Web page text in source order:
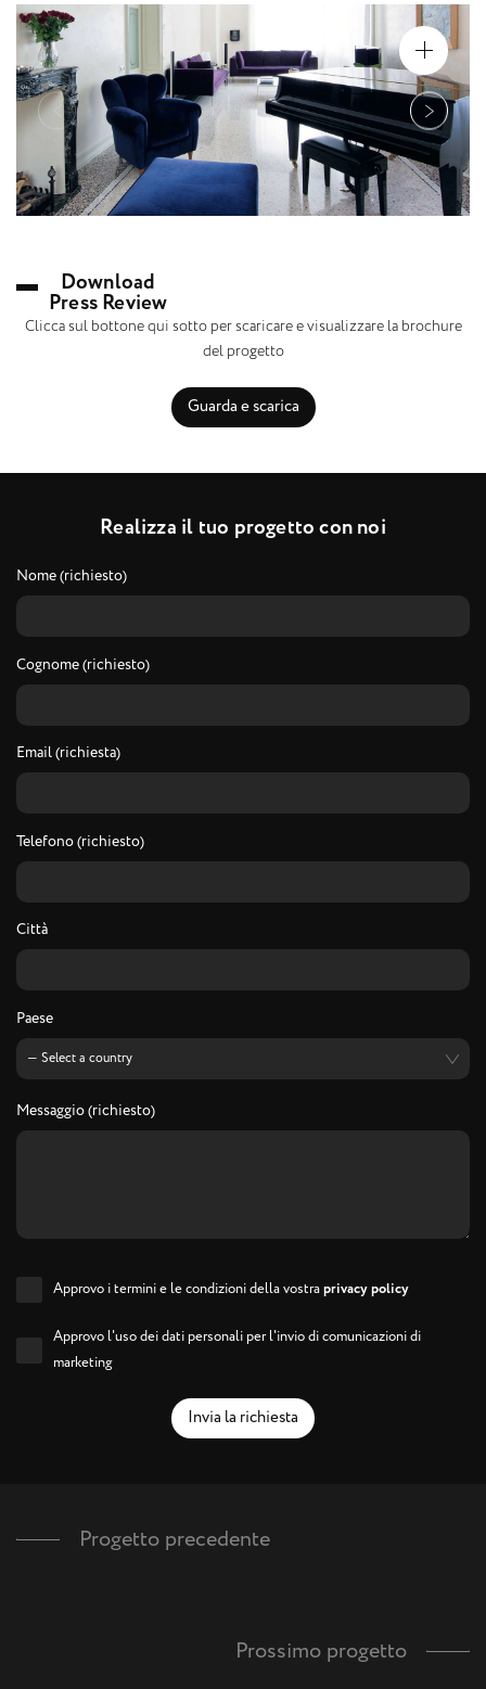
Download
Press Review
Clicca sul bottone qui sotto per scaricare e visualizzare la brochure
del progetto
Guarda e scarica
Realizza il tuo progettoconnoi
Nome (richiesto)
Cognome (richiesto)
Email (richiesta)
Telefono (richiesto)
Città
Paese
Messaggio (richiesto)
Approvo i termini e le condizioni della vostraprivacy policy
Approvo l'uso dei dati personali per l'invio di comunicazioni di
marketing
Invia la richiesta
Progetto precedente
Prossimo progetto